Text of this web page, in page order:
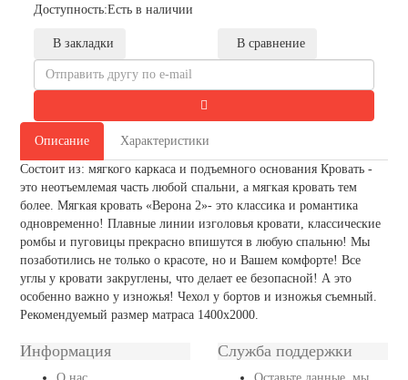
Доступность:Есть в наличии
В закладки В сравнение
Описание Характеристики
Состоит из: мягкого каркаса и подъемного основания Кровать -
это неотъемлемая часть любой спальни, а мягкая кровать тем
более. Мягкая кровать «Верона 2»- это классика и романтика
одновременно! Плавные линии изголовья кровати, классические
ромбы и пуговицы прекрасно впишутся в любую спальню! Мы
позаботились не только о красоте, но и Вашем комфорте! Все
углы у кровати закруглены, что делает ее безопасной! А это
особенно важно у изножья! Чехол у бортов и изножья съемный.
Рекомендуемый размер матраса 1400х2000.
Информация Служба поддержки